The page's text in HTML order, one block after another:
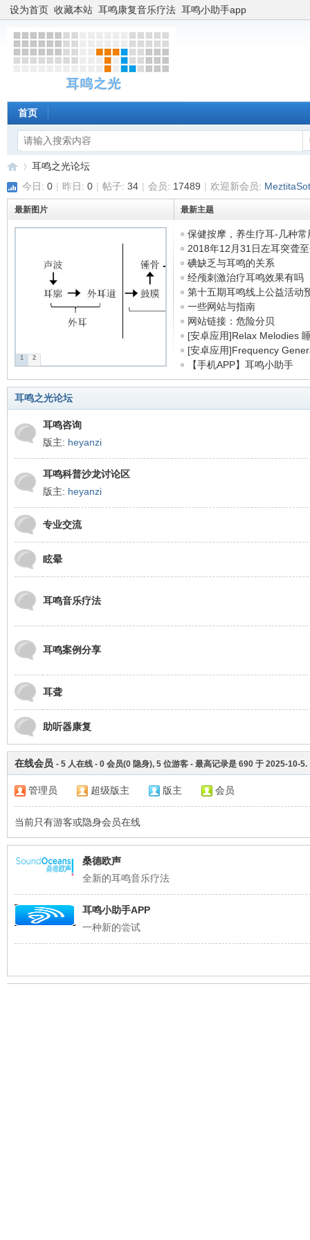
设为首页 收藏本站 耳鸣康复音乐疗法 耳鸣小助手app
首页
耳
鸣
坛
»
耳鸣之光论坛
今日: 0 | 昨日: 0 | 帖子: 34 | 会员: 17489 | 欢迎新会员:
最新图片
1 2
最新主题
保健按摩，养生疗耳-几种常
...
2018年12月31日左耳突聋
经 ...
碘缺乏与耳鸣的关系
经颅刺激治疗耳鸣效果有吗
第十五期耳鸣线上公益活动
一些网站与指南
网站链接：危险分贝
www.dangero ...
[安卓应用]Relax Melodies
[安卓应用]Frequency
...【手机APP】耳鸣小助手
耳鸣之光论坛
耳鸣咨询
版主: heyanzi
耳鸣科普沙龙讨论区
版主: heyanzi
专业交流
眩晕
耳鸣音乐疗法
耳鸣案例分享
耳聋
助听器康复
在线会员 - 5人在线 - 0会员(0隐身), 5位游客 - 最高记录是 690于 2025-10-5.
管理员 超级版主 版主 会员
当前只有游客或隐身会员在线
桑德欧声
全新的耳鸣音乐疗法
耳鸣小助手APP
一种新的尝试